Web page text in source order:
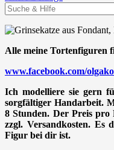
Navigation
Suchen
nach:
Alle meine Tortenfiguren
www.facebook.com/
Ich modelliere sie gern
sorgfältiger Handarbeit.
8 Stunden. Der Preis
zzgl. Versandkosten. Es
Figur bei dir ist.